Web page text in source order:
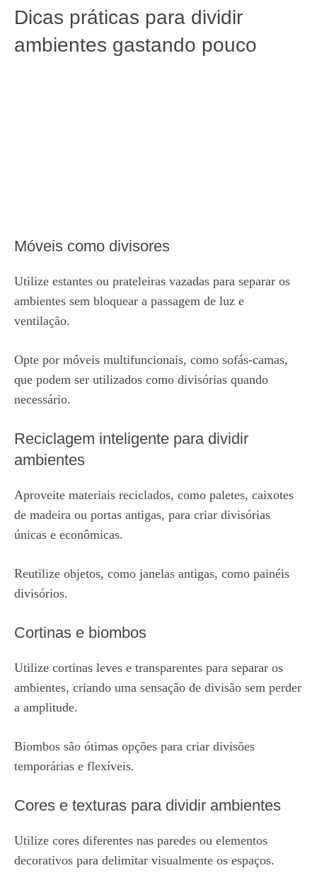
Dicas práticas para dividir
ambientes gastando pouco
Móveis como divisores
Utilize estantes ou prateleiras vazadas para separar os
ambientes sem bloquear a passagem de luz e
ventilação.
Opte por móveis multifuncionais, como sofás-camas,
que podem ser utilizados como divisórias quando
necessário.
Reciclagem inteligente para dividir
ambientes
Aproveite materiais reciclados, como paletes, caixotes
de madeira ou portas antigas, para criar divisórias
únicas e econômicas.
Reutilize objetos, como janelas antigas, como painéis
divisórios.
Cortinas e biombos
Utilize cortinas leves e transparentes para separar os
ambientes, criando uma sensação de divisão sem perder
a amplitude.
Biombos são ótimas opções para criar divisões
temporárias e flexíveis.
Cores e texturas para dividir ambientes
Utilize cores diferentes nas paredes ou elementos
decorativos para delimitar visualmente os espaços.